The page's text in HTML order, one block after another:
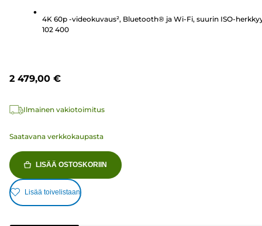
4K 60p -videokuvaus², Bluetooth® ja Wi-Fi, suurin ISO-
102 400
2 479,00 €
Ilmainen vakiotoimitus
Saatavana verkkokaupasta
LISÄÄ OSTOSKORIIN
Lisää toivelistaan